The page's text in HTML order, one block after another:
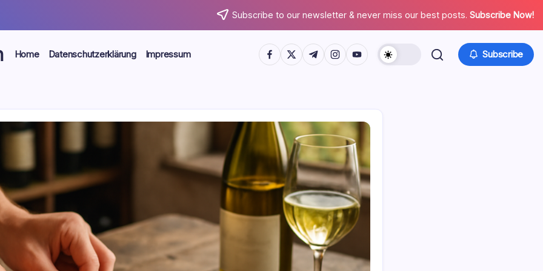
Subscribe to our newsletter & never miss our best posts. Subscribe Now!
Home Datenschutzerklärung Impressum https://www.facebook.com/
https://twitter.com/
https://t.me/
https://www.instagram.com/
https://youtube.com/ Subscribe